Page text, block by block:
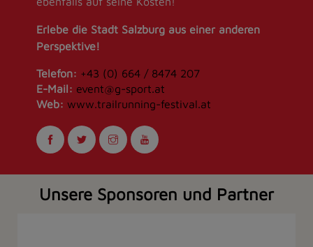
Erlebe die Stadt Salzburg aus einer anderen
Perspektive!
Telefon: +43 (0) 664 / 8474 207
E-Mail: event@g-sport.at
Web: www.trailrunning-festival.at
Unsere Sponsoren und Partner